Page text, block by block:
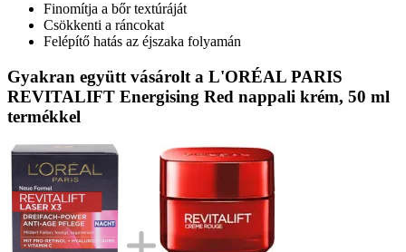
Finomítja a bőr textúráját
Csökkenti a ráncokat
Felépítő hatás az éjszaka folyamán
Gyakran együtt vásárolt a L'ORÉAL PARIS
REVITALIFT Energising Red nappali krém, 50 ml
termékkel